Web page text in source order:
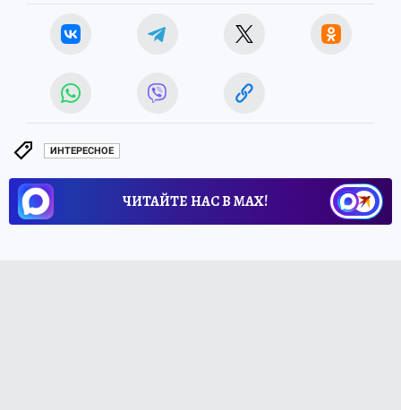
ИНТЕРЕСНОЕ
ЧИТАЙТЕ НАС В МАХ!